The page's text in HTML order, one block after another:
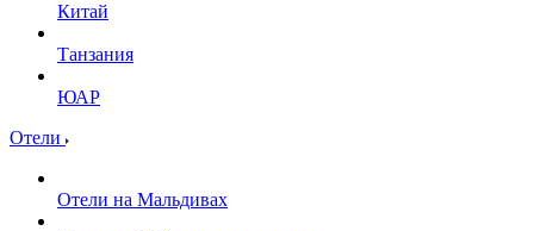
Китай
Танзания
ЮАР
Отели
Отели на Мальдивах